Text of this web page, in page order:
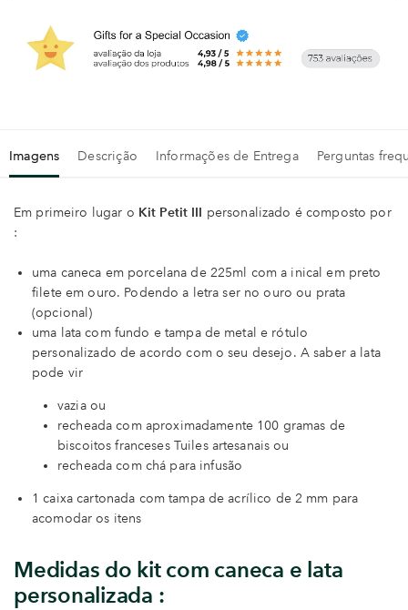
Imagens Descrição Informações de Entrega Perguntas
Em primeiro lugar o Kit Petit III personalizado é composto por
:
uma caneca em porcelana de 225ml com a inical em preto
filete em ouro. Podendo a letra ser no ouro ou prata
(opcional)
uma lata com fundo e tampa de metal e rótulo
personalizado de acordo com o seu desejo. A saber a lata
pode vir
vazia ou
recheada com aproximadamente 100 gramas de
biscoitos franceses Tuiles artesanais ou
recheada com chá para infusão
1 caixa cartonada com tampa de acrílico de 2 mm para
acomodar os itens
Medidas do kit com caneca e lata
personalizada :